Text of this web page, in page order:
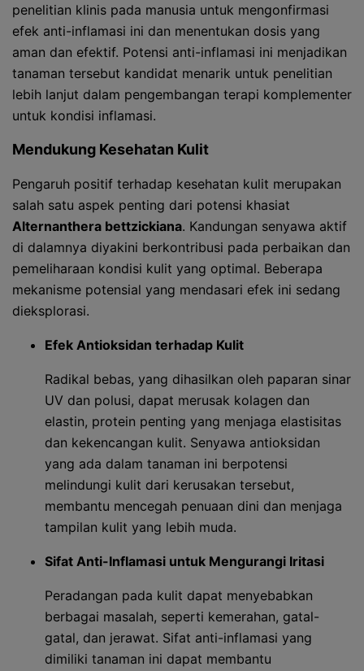
penelitian klinis pada manusia untuk mengonfirmasi
efek anti-inflamasi ini dan menentukan dosis yang
aman dan efektif. Potensi anti-inflamasi ini menjadikan
tanaman tersebut kandidat menarik untuk penelitian
lebih lanjut dalam pengembangan terapi komplementer
untuk kondisi inflamasi.
Mendukung Kesehatan Kulit
Pengaruh positif terhadap kesehatan kulit merupakan
salah satu aspek penting dari potensi khasiat
Alternanthera bettzickiana. Kandungan senyawa aktif
di dalamnya diyakini berkontribusi pada perbaikan dan
pemeliharaan kondisi kulit yang optimal. Beberapa
mekanisme potensial yang mendasari efek ini sedang
dieksplorasi.
Efek Antioksidan terhadap Kulit
Radikal bebas, yang dihasilkan oleh paparan sinar
UV dan polusi, dapat merusak kolagen dan
elastin, protein penting yang menjaga elastisitas
dan kekencangan kulit. Senyawa antioksidan
yang ada dalam tanaman ini berpotensi
melindungi kulit dari kerusakan tersebut,
membantu mencegah penuaan dini dan menjaga
tampilan kulit yang lebih muda.
Sifat Anti-Inflamasi untuk Mengurangi Iritasi
Peradangan pada kulit dapat menyebabkan
berbagai masalah, seperti kemerahan, gatal-
gatal, dan jerawat. Sifat anti-inflamasi yang
dimiliki tanaman ini dapat membantu